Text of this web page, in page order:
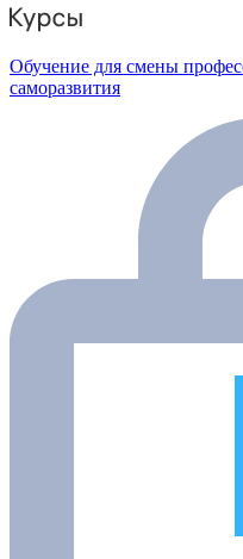
Обучение для смены
саморазвития